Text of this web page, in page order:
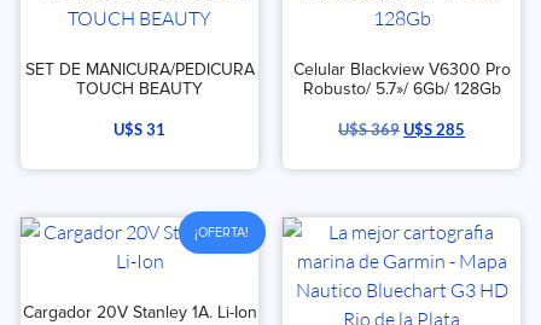
SET DE MANICURA/PEDICURA
TOUCH BEAUTY
U$S31
Celular Blackview V6300 Pro
Robusto/ 5.7»/ 6Gb/ 128Gb
U$S369U$S285
¡OFERTA!
Cargador 20V Stanley 1A. Li-Ion